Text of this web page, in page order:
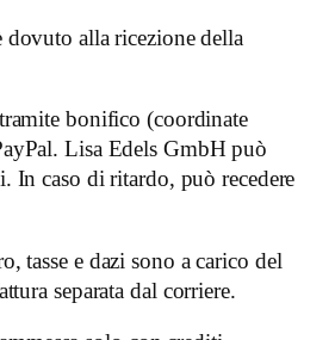
dovuto alla ricezione della
bonifico (coordinate
Lisa Edels GmbH può
In caso di ritardo, può recedere
tasse e dazi sono a carico del
separata dal corriere.